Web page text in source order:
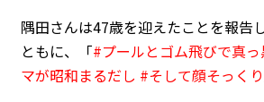
隅田さんは47歳を迎えたことを報告
ともに、「#プールとゴム飛びで真
マが昭和まるだし #そして顔そっくり